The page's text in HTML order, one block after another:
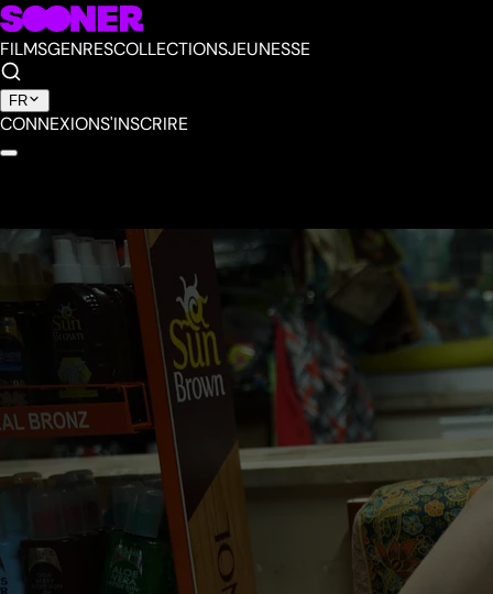
FILMSGENRESCOLLECTIONSJEUNESSE
FR
CONNEXIONS'INSCRIRE